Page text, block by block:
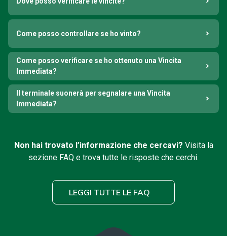
Come posso controllare se ho vinto?
Come posso verificare se ho ottenuto una Vincita
Immediata?
Il terminale suonerà per segnalare una Vincita
Immediata?
Non hai trovato l’informazione che cercavi? Visita la
sezione FAQ e trova tutte le risposte che cerchi.
LEGGI TUTTE LE FAQ